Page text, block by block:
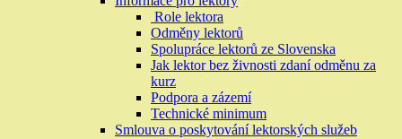
Role lektora
Odměny lektorů
Spolupráce lektorů ze Slovenska
Jak lektor bez živnosti zdaní odměnu za
kurz
Podpora a zázemí
Technické minimum
Smlouva o poskytování lektorských služeb